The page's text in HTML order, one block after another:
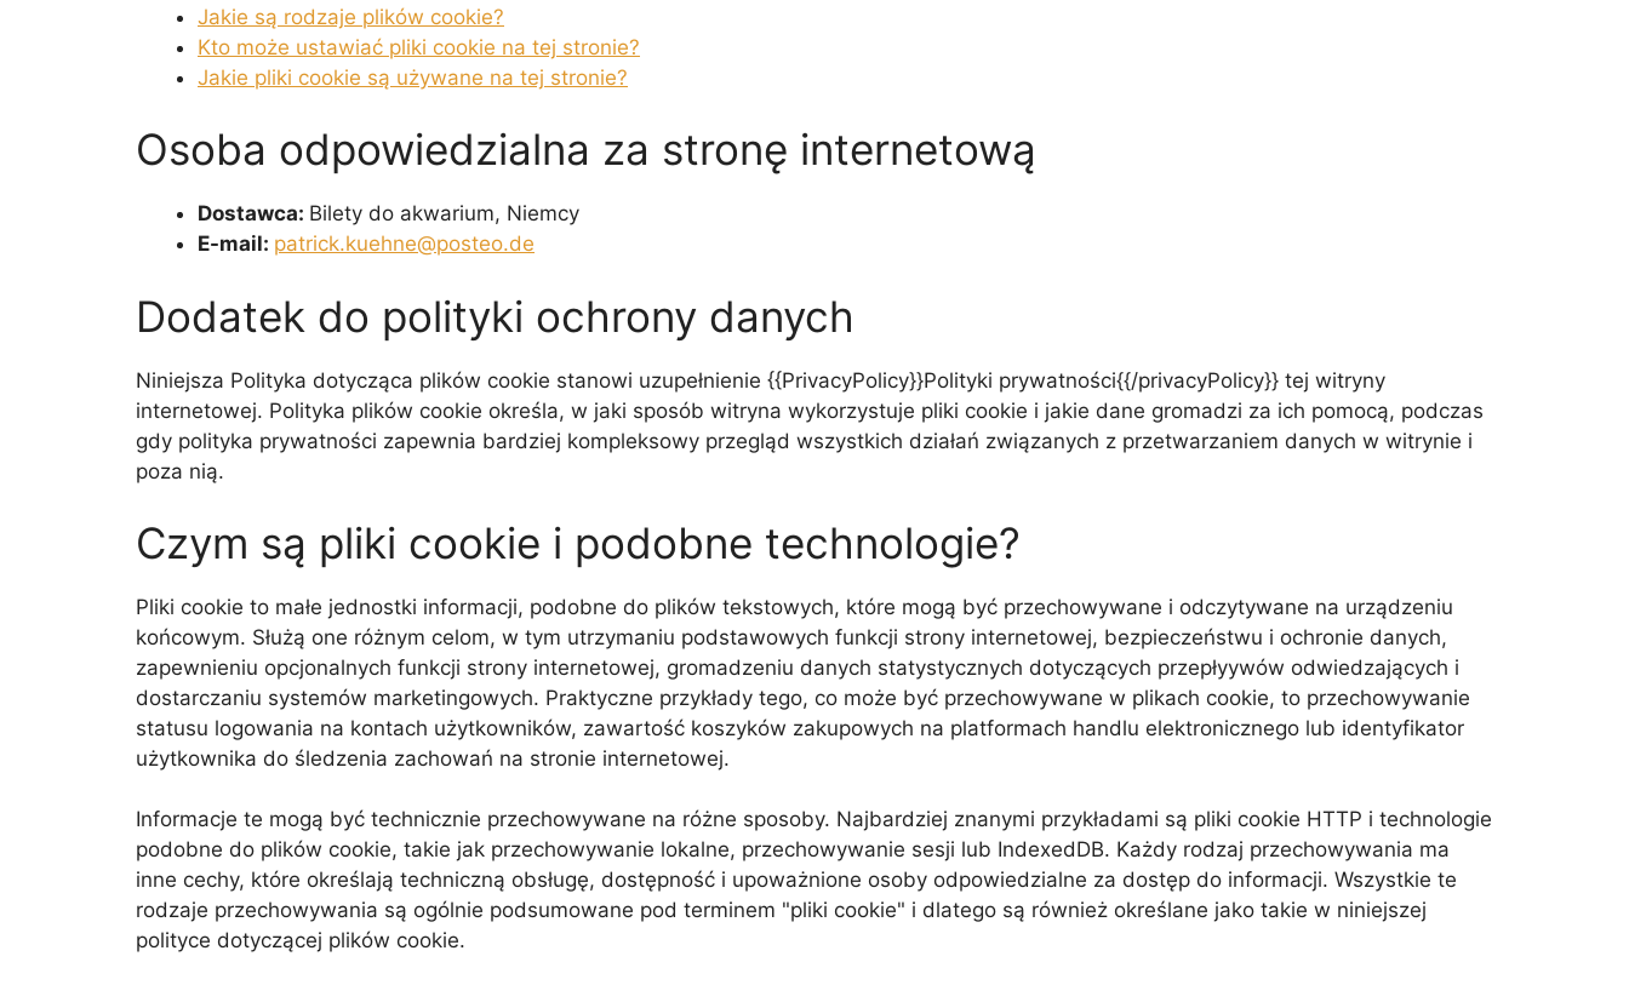
Jakie są rodzaje plików cookie?
Kto może ustawiać pliki cookie na tej stronie?
Jakie pliki cookie są używane na tej stronie?
Osoba odpowiedzialna za stronę internetową
Dostawca: Bilety do akwarium, Niemcy
E-mail: patrick.kuehne@posteo.de
Dodatek do polityki ochrony danych
Niniejsza Polityka dotycząca plików cookie stanowi uzupełnienie {{PrivacyPolicy}}Polityki prywatności{{/privacyPolicy}} tej witryny
internetowej. Polityka plików cookie określa, w jaki sposób witryna wykorzystuje pliki cookie i jakie dane gromadzi za ich pomocą, podczas
gdy polityka prywatności zapewnia bardziej kompleksowy przegląd wszystkich działań związanych z przetwarzaniem danych w witrynie i
poza nią.
Czym są pliki cookie i podobne technologie?
Pliki cookie to małe jednostki informacji, podobne do plików tekstowych, które mogą być przechowywane i odczytywane na urządzeniu
końcowym. Służą one różnym celom, w tym utrzymaniu podstawowych funkcji strony internetowej, bezpieczeństwu i ochronie danych,
zapewnieniu opcjonalnych funkcji strony internetowej, gromadzeniu danych statystycznych dotyczących przepłyywów odwiedzających i
dostarczaniu systemów marketingowych. Praktyczne przykłady tego, co może być przechowywane w plikach cookie, to przechowywanie
statusu logowania na kontach użytkowników, zawartość koszyków zakupowych na platformach handlu elektronicznego lub identyfikator
użytkownika do śledzenia zachowań na stronie internetowej.
Informacje te mogą być technicznie przechowywane na różne sposoby. Najbardziej znanymi przykładami są pliki cookie HTTP i technologie
podobne do plików cookie, takie jak przechowywanie lokalne, przechowywanie sesji lub IndexedDB. Każdy rodzaj przechowywania ma
inne cechy, które określają techniczną obsługę, dostępność i upoważnione osoby odpowiedzialne za dostęp do informacji. Wszystkie te
rodzaje przechowywania są ogólnie podsumowane pod terminem "pliki cookie" i dlatego są również określane jako takie w niniejszej
polityce dotyczącej plików cookie.